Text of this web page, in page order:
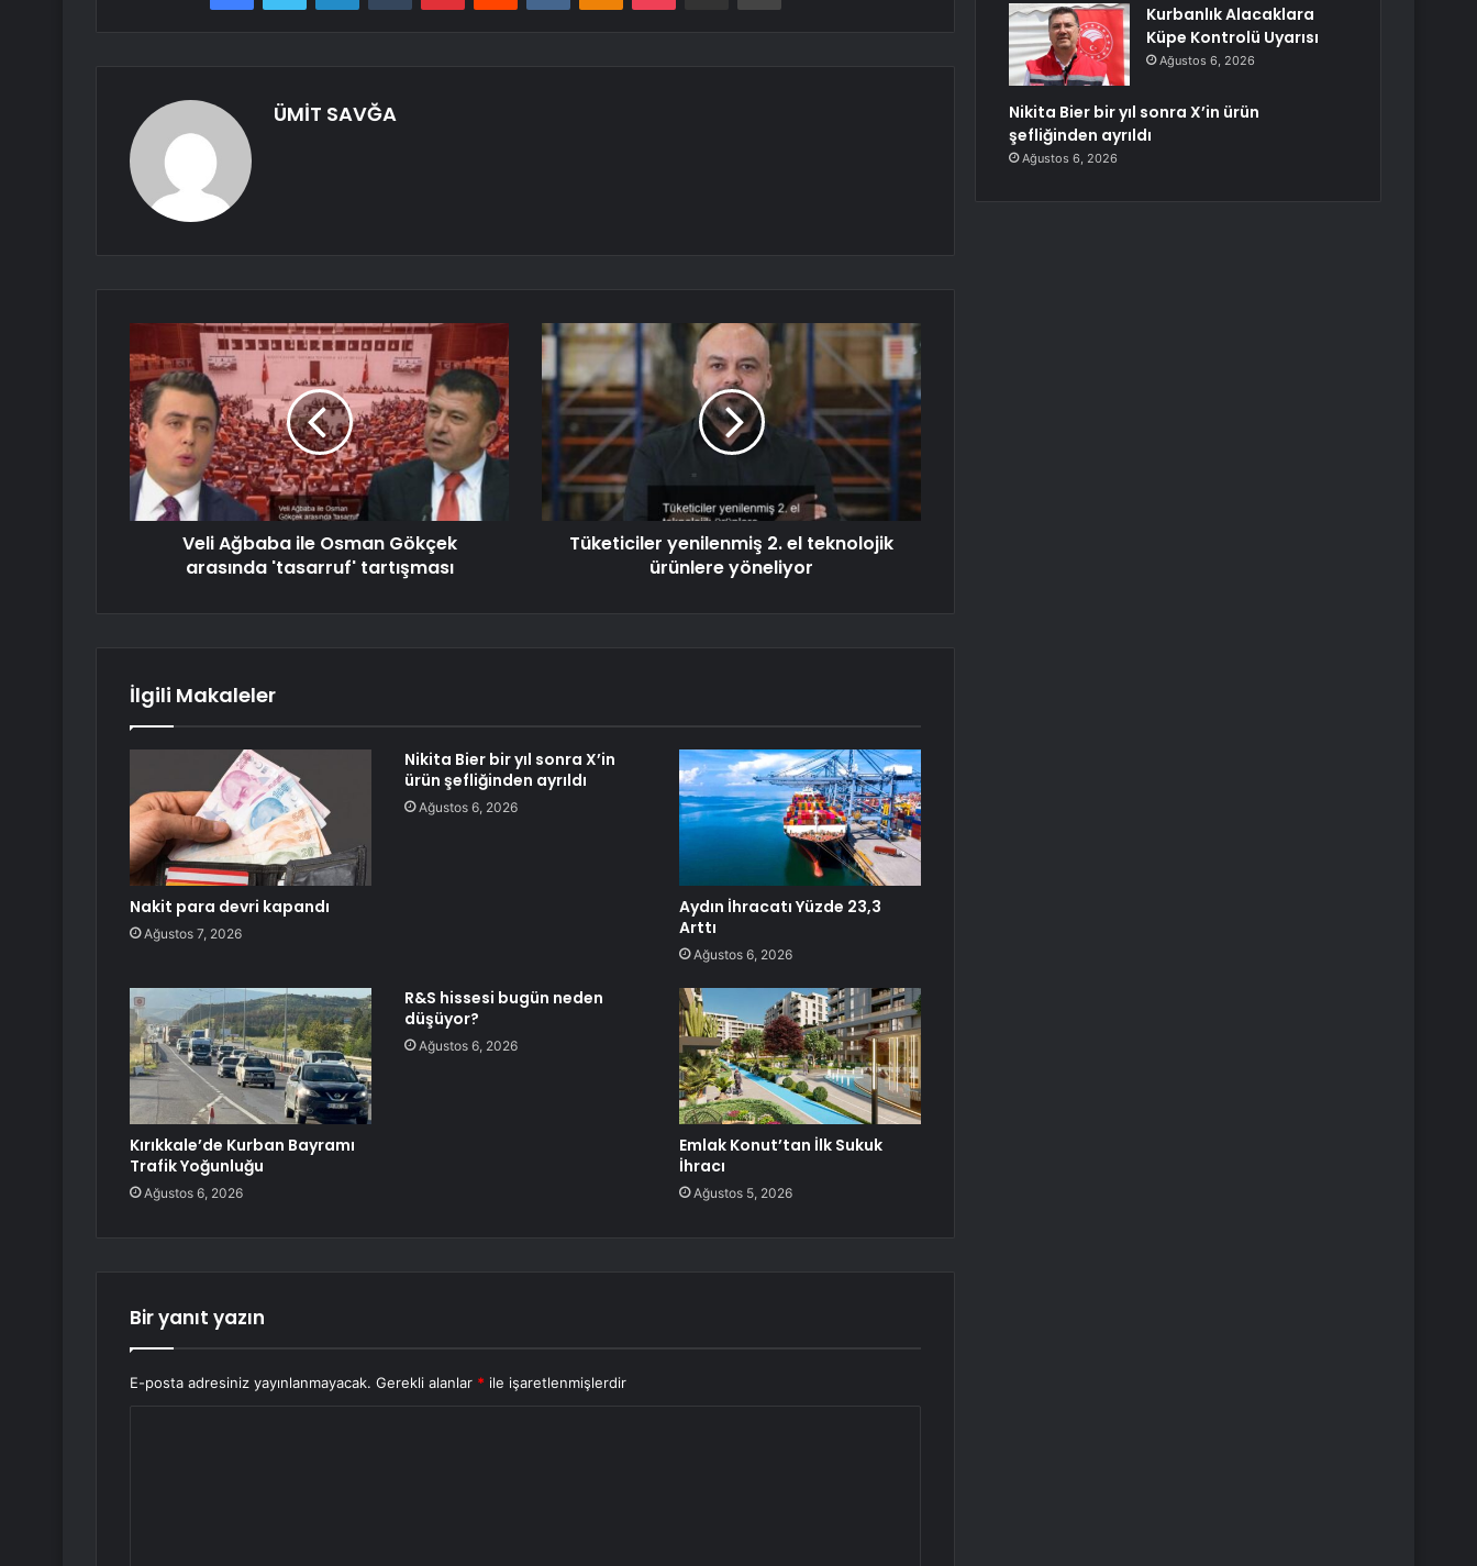
ÜMİT SAVĞA
Veli Ağbaba ile Osman Gökçek
arasında 'tasarruf' tartışması
Tüketiciler yenilenmiş 2. el teknolojik
ürünlere yöneliyor
İlgili Makaleler
Nakit para devri kapandı
Ağustos 7, 2026
Nikita Bier bir yıl sonra X’in
ürün şefliğinden ayrıldı
Ağustos 6, 2026
Aydın İhracatı Yüzde 23,3
Arttı
Ağustos 6, 2026
Kırıkkale’de Kurban Bayramı
Trafik Yoğunluğu
Ağustos 6, 2026
R&S hissesi bugün neden
düşüyor?
Ağustos 6, 2026
Emlak Konut’tan İlk Sukuk
İhracı
Ağustos 5, 2026
Bir yanıt yazın
E-posta adresiniz yayınlanmayacak. Gerekli alanlar * ile işaretlenmişlerdir
Kurbanlık Alacaklara
Küpe Kontrolü Uyarısı
Ağustos 6, 2026
Nikita Bier bir yıl sonra X’in ürün
şefliğinden ayrıldı
Ağustos 6, 2026